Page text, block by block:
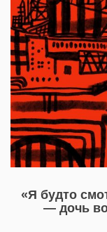
«Я будто
— дочь